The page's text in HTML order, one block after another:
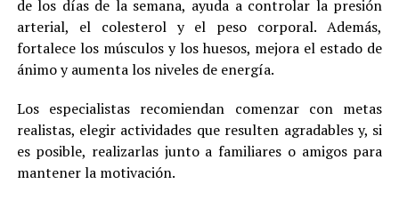
de los días de la semana, ayuda a controlar la presión
arterial, el colesterol y el peso corporal. Además,
fortalece los músculos y los huesos, mejora el estado de
ánimo y aumenta los niveles de energía.
Los especialistas recomiendan comenzar con metas
realistas, elegir actividades que resulten agradables y, si
es posible, realizarlas junto a familiares o amigos para
mantener la motivación.